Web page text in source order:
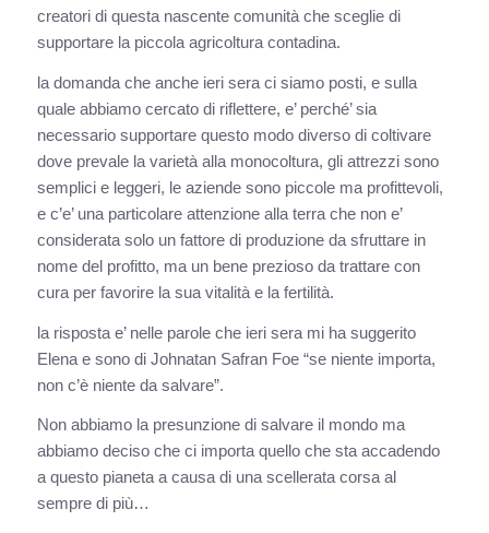
creatori di questa nascente comunità che sceglie di
supportare la piccola agricoltura contadina.
la domanda che anche ieri sera ci siamo posti, e sulla
quale abbiamo cercato di riflettere, e’ perché’ sia
necessario supportare questo modo diverso di coltivare
dove prevale la varietà alla monocoltura, gli attrezzi sono
semplici e leggeri, le aziende sono piccole ma profittevoli,
e c’e’ una particolare attenzione alla terra che non e’
considerata solo un fattore di produzione da sfruttare in
nome del profitto, ma un bene prezioso da trattare con
cura per favorire la sua vitalità e la fertilità.
la risposta e’ nelle parole che ieri sera mi ha suggerito
Elena e sono di Johnatan Safran Foe “se niente importa,
non c’è niente da salvare”.
Non abbiamo la presunzione di salvare il mondo ma
abbiamo deciso che ci importa quello che sta accadendo
a questo pianeta a causa di una scellerata corsa al
sempre di più…